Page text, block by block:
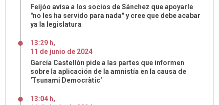
Feijóo avisa a los socios de Sánchez que apoyarle
"no les ha servido para nada" y cree que debe acabar
ya la legislatura
13:29 h,
11 de junio de 2024
García Castellón pide a las partes que informen
sobre la aplicación de la amnistía en la causa de
'Tsunami Democràtic'
13:04 h,